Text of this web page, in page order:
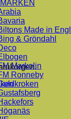
Made in
& Gröndahl
Markolin
Ronneby